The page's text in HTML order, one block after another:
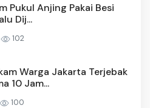
Pukul Anjing Pakai Besi
Dij...
102
Warga Jakarta Terjebak
10 Jam...
100